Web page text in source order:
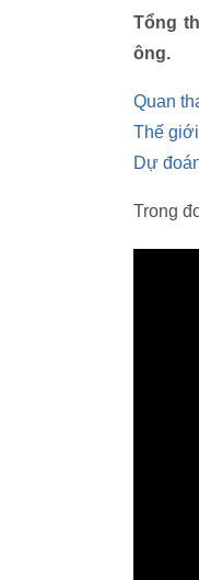
Tổng
ông.
Quan
Thế
Dự
Trong